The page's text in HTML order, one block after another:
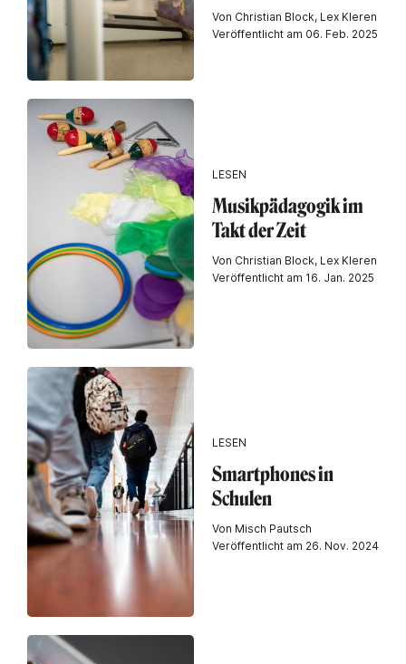
Von Christian Block, Lex Kleren
Veröffentlicht am 06. Feb. 2025
LESEN
Musikpädagogik im
Takt der Zeit
Von Christian Block, Lex Kleren
Veröffentlicht am 16. Jan. 2025
LESEN
Smartphones in
Schulen
Von Misch Pautsch
Veröffentlicht am 26. Nov. 2024